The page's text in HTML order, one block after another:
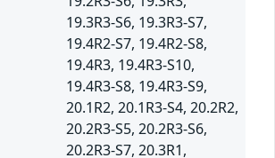
19.3R3-S6, 19.3R3-S7,
19.4R2-S7, 19.4R2-S8,
19.4R3, 19.4R3-S10,
19.4R3-S8, 19.4R3-S9,
20.1R2, 20.1R3-S4, 20.2R2,
20.2R3-S5, 20.2R3-S6,
20.2R3-S7, 20.3R1,